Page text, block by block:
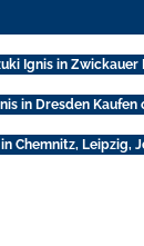
Ignis in
in Dresden Kaufen
Chemnitz, Leipzig,